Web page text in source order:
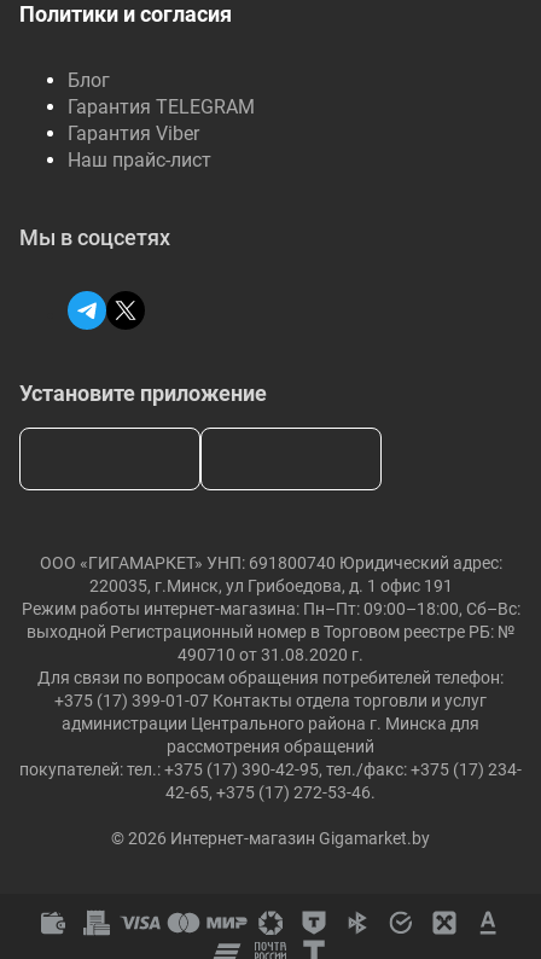
Политики и согласия
Блог
Гарантия TELEGRAM
Гарантия Viber
Наш прайс-лист
Установите приложение
Мы в соцсетях
ООО «ГИГАМАРКЕТ» УНП: 691800740 Юридический адрес:
220035, г.Минск, ул Грибоедова, д. 1 офис 191
Режим работы интернет-магазина: Пн–Пт: 09:00–18:00, Сб–Вс:
выходной Регистрационный номер в Торговом реестре РБ: №
490710 от 31.08.2020 г.
Для связи по вопросам обращения потребителей телефон:
+375 (17) 399-01-07 Контакты отдела торговли и услуг
администрации Центрального района г. Минска для
рассмотрения обращений
покупателей: тел.: +375 (17) 390-42-95, тел./факс: +375 (17) 234-
42-65, +375 (17) 272-53-46.
© 2026 Интернет-магазин Gigamarket.by